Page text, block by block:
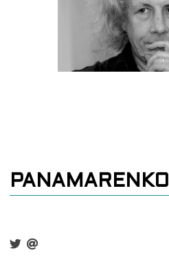
PANAMARENKO